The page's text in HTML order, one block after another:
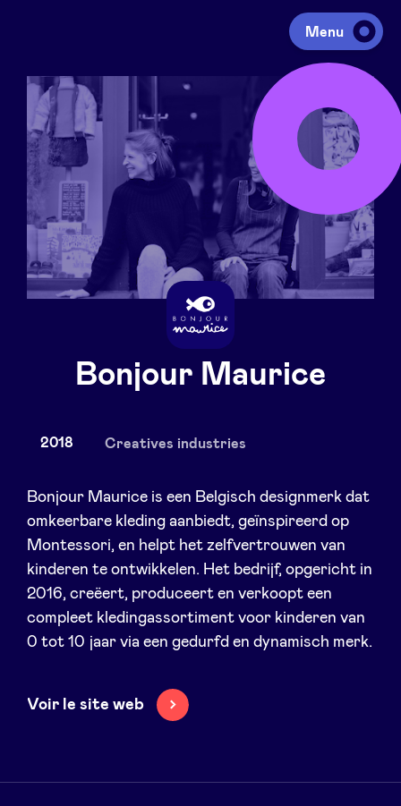
Menu
Investeren
Fondsen ophalen
Portfolio
Agenda
Over ons
Nieuws
Voordelen
BeAngels Academy
BeAngels Luxemburg
NXT Brussels - Investeerders groep
Bonjour Maurice
2018 Creatives industries
Bonjour Maurice is een Belgisch designmerk dat
omkeerbare kleding aanbiedt, geïnspireerd op
Montessori, en helpt het zelfvertrouwen van
kinderen te ontwikkelen. Het bedrijf, opgericht in
2016, creëert, produceert en verkoopt een
compleet kledingassortiment voor kinderen van
0 tot 10 jaar via een gedurfd en dynamisch merk.
Voir le site web